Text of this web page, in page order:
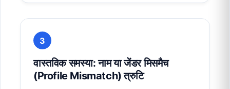
3
वास्तविक समस्या: नाम या जेंडर मिसमैच
(Profile Mismatch) त्रुटि